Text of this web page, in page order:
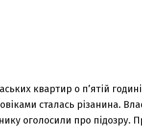
квартир о п’ятій
сталась різанина.
оголосили про підозру.